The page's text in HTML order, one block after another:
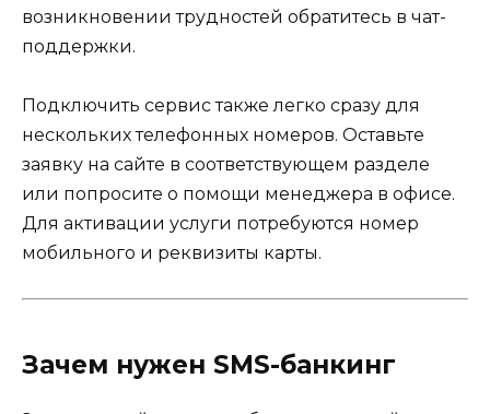
возникновении трудностей обратитесь в чат-
поддержки.
Подключить сервис также легко сразу для
нескольких телефонных номеров. Оставьте
заявку на сайте в соответствующем разделе
или попросите о помощи менеджера в офисе.
Для активации услуги потребуются номер
мобильного и реквизиты карты.
Зачем нужен SMS-банкинг